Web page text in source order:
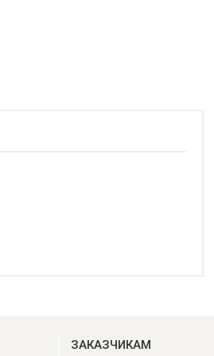
ЗАКАЗЧИКАМ